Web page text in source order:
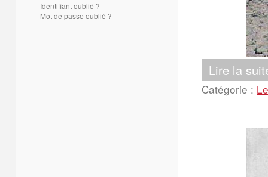
Identifiant oublié ?
Mot de passe oublié ?
Lire la
Catégorie :